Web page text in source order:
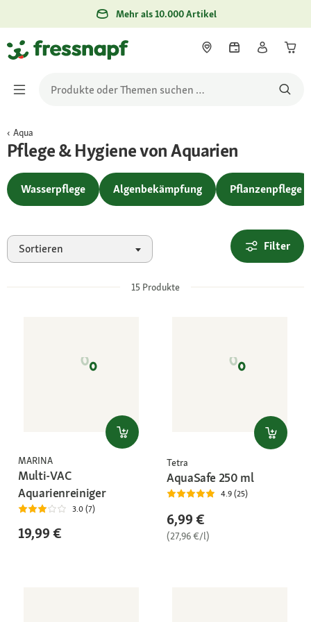
Mehr als 10.000 Artikel
Aqua
Pflege & Hygiene von Aquarien
Wasserpflege Algenbekämpfung Pflanzenpflege
Sortieren Filter
15 Produkte
MARINA
Multi-VAC
Aquarienreiniger
3.0 (7)
19,99 €
Tetra
AquaSafe 250 ml
4.9 (25)
6,99 €
(27,96 €/l)